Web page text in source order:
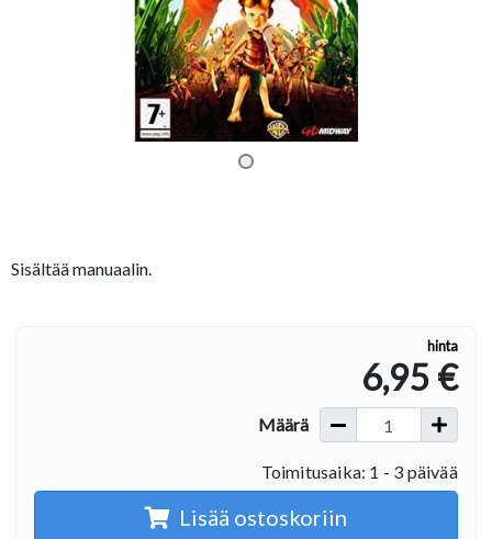
Sisältää manuaalin.
hinta
6,95 €
Määrä
Toimitusaika: 1 - 3 päivää
Lisää ostoskoriin